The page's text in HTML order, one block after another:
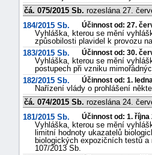
čá. 075/2015 Sb. rozeslána 27.
184/2015 Sb.
Účinnost od: 27.
Vyhláška, kterou se mění
způsobilosti plavidel k provozu
183/2015 Sb.
Účinnost od: 30.
Vyhláška, kterou se mění
postupech při vzniku
182/2015 Sb.
Účinnost od: 1.
Nařízení vlády o prohlášení
čá. 074/2015 Sb. rozeslána 24.
181/2015 Sb.
Účinnost od: 1. října
Vyhláška, kterou se mění
limitní hodnoty ukazatelů
biologických expozičních testů
107/2013 Sb.